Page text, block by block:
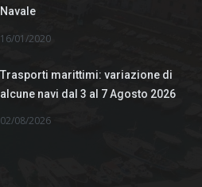
Navale
16/01/2020
Trasporti marittimi: variazione di
alcune navi dal 3 al 7 Agosto 2026
02/08/2026